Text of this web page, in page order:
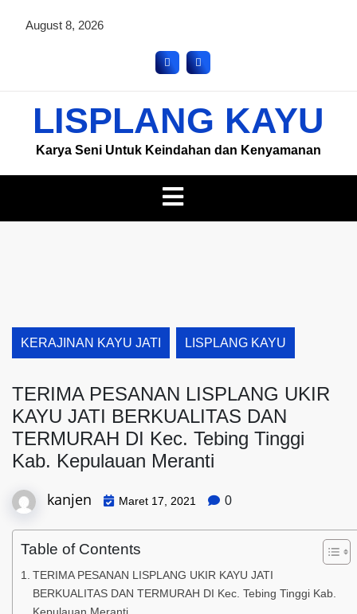
August 8, 2026
LISPLANG KAYU
Karya Seni Untuk Keindahan dan Kenyamanan
KERAJINAN KAYU JATI LISPLANG KAYU
TERIMA PESANAN LISPLANG UKIR
KAYU JATI BERKUALITAS DAN
TERMURAH DI Kec. Tebing Tinggi
Kab. Kepulauan Meranti
kanjen Maret 17, 2021 0
Table of Contents
TERIMA PESANAN LISPLANG UKIR KAYU JATI
BERKUALITAS DAN TERMURAH DI Kec. Tebing Tinggi Kab.
Kepulauan Meranti